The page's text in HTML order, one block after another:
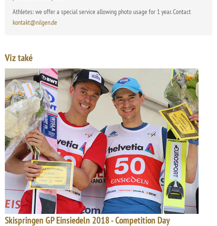
Athletes: we offer a special service allowing photo usage for 1 year. Contact
kontakt@nilgen.de
Viz také
Skispringen GP Einsiedeln 2018 - Competition Day